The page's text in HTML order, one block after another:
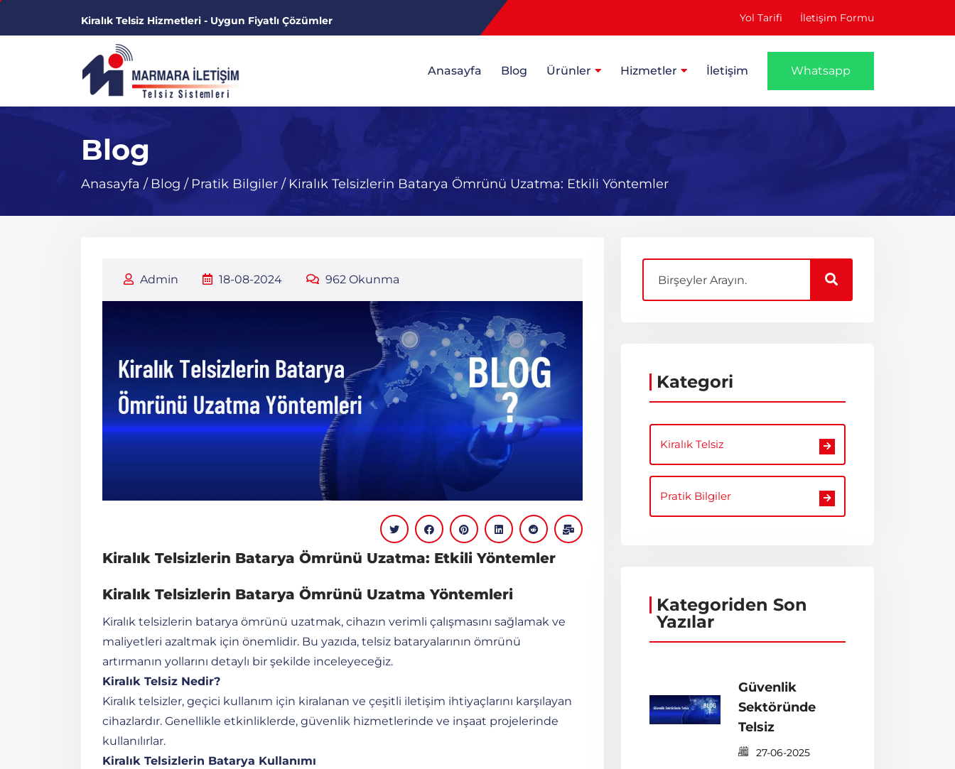
Kiralık Telsiz Hizmetleri - Uygun Fiyatlı Çözümler Yol Tarifi İletişim Formu
Anasayfa Blog Ürünler Hizmetler İletişim Whatsapp
Blog
Anasayfa / Blog / Pratik Bilgiler / Kiralık Telsizlerin Batarya Ömrünü Uzatma: Etkili Yöntemler
Admin 18-08-2024 962 Okunma
Kiralık Telsizlerin Batarya Ömrünü Uzatma: Etkili Yöntemler
Kiralık Telsizlerin Batarya Ömrünü Uzatma Yöntemleri
Kiralık telsizlerin batarya ömrünü uzatmak, cihazın verimli çalışmasını sağlamak ve
maliyetleri azaltmak için önemlidir. Bu yazıda, telsiz bataryalarının ömrünü
artırmanın yollarını detaylı bir şekilde inceleyeceğiz.
Kiralık Telsiz Nedir?
Kiralık telsizler, geçici kullanım için kiralanan ve çeşitli iletişim ihtiyaçlarını karşılayan
cihazlardır. Genellikle etkinliklerde, güvenlik hizmetlerinde ve inşaat projelerinde
kullanılırlar.
Kiralık Telsizlerin Batarya Kullanımı
Kategori
Kiralık Telsiz
Pratik Bilgiler
Kategoriden Son
Yazılar
Güvenlik
Sektöründe
Telsiz
27-06-2025